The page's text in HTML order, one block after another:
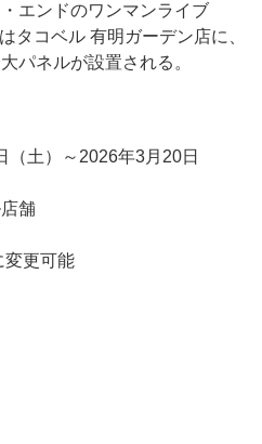
エンドのワンマンライブ
タコベル 有明ガーデン店に、
パネルが設置される。
（土）～2026年3月20日
舗
変更可能